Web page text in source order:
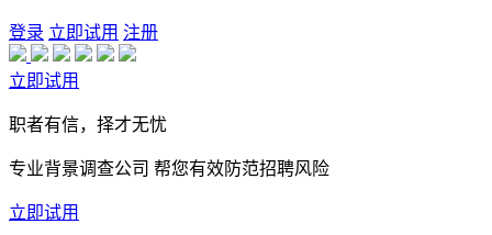
登录 立即试用 注册
立即试用
职者有信，择才无忧
专业背景调查公司 帮您有效防范招聘风险
立即试用